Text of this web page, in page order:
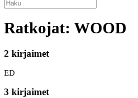
Ratkojat: WOOD
2 kirjaimet
ED
3 kirjaimet